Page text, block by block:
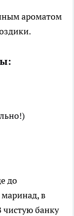
ароматом
до
в
чистую банку